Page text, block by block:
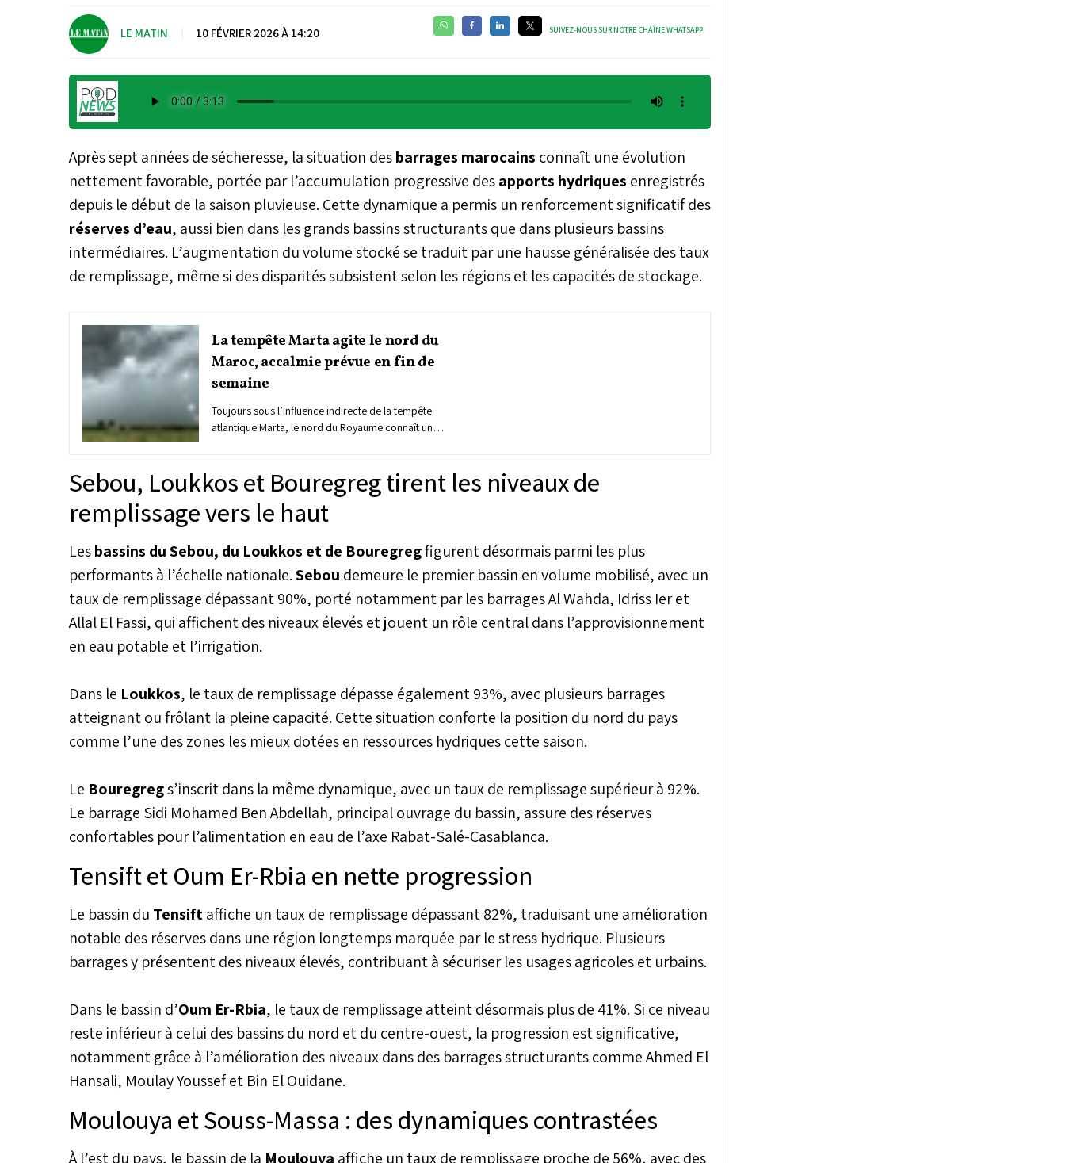
LE MATIN 10 FÉVRIER 2026 À 14:20 SUIVEZ-NOUS SUR NOTRE CHAÎNE WHATSAPP
Après sept années de sécheresse, la situation desbarrages marocains connaît une évolution
nettement favorable, portée par l’accumulation progressive desapports hydriques enregistrés
depuis le début de la saison pluvieuse. Cette dynamique a permis un renforcement significatif des
réserves d’eau, aussi bien dans les grands bassins structurants que dans plusieurs bassins
intermédiaires. L’augmentation du volume stocké se traduit par une hausse généralisée des taux
de remplissage, même si des disparités subsistent selon les régions et les capacités de stockage.
La tempête Marta agite le nord du
Maroc, accalmie prévue en fin de
semaine
Toujours sous l’influence indirecte de la tempête
atlantique Marta, le nord du Royaume connaît un
neige sur les reliefs. Ce système dépressionnaire
continue d’alimenter un flux humide et froid sur la
façade nord du pays. Une amélioration progressive
retour à des conditions plus stables en fin de semaine
sous l’effet d’une remontée de l’anticyclone des
Açores.
Sebou, Loukkos et Bouregreg tirent les niveaux de
remplissage vers le haut
Lesbassins du Sebou, du Loukkos et de Bouregregfigurent désormais parmi les plus
performants à l’échelle nationale.Sebou demeure le premier bassin en volume mobilisé, avec un
taux de remplissage dépassant 90%, porté notamment par les barrages Al Wahda, Idriss Ier et
Allal El Fassi, qui affichent des niveaux élevés et jouent un rôle central dans l’approvisionnement
en eau potable et l’irrigation.
Dans le Loukkos, le taux de remplissage dépasse également 93%, avec plusieurs barrages
atteignant ou frôlant la pleine capacité. Cette situation conforte la position du nord du pays
comme l’une des zones les mieux dotées en ressources hydriques cette saison.
Le Bouregregs’inscrit dans la même dynamique, avec un taux de remplissage supérieur à 92%.
Le barrage Sidi Mohamed Ben Abdellah, principal ouvrage du bassin, assure des réserves
confortables pour l’alimentation en eau de l’axe Rabat-Salé-Casablanca.
Tensift et Oum Er-Rbia en nette progression
Le bassin du Tensiftaffiche un taux de remplissage dépassant 82%, traduisant une amélioration
notable des réserves dans une région longtemps marquée par le stress hydrique. Plusieurs
barrages y présentent des niveaux élevés, contribuant à sécuriser les usages agricoles et urbains.
Dans le bassin d’Oum Er-Rbia, le taux de remplissage atteint désormais plus de 41%. Si ce niveau
reste inférieur à celui des bassins du nord et du centre-ouest, la progression est significative,
notamment grâce à l’amélioration des niveaux dans des barrages structurants comme Ahmed El
Hansali, Moulay Youssef et Bin El Ouidane.
Moulouya et Souss-Massa : des dynamiques contrastées
À l’est du pays, le bassin de la Moulouya affiche un taux de remplissage proche de 56%, avec des